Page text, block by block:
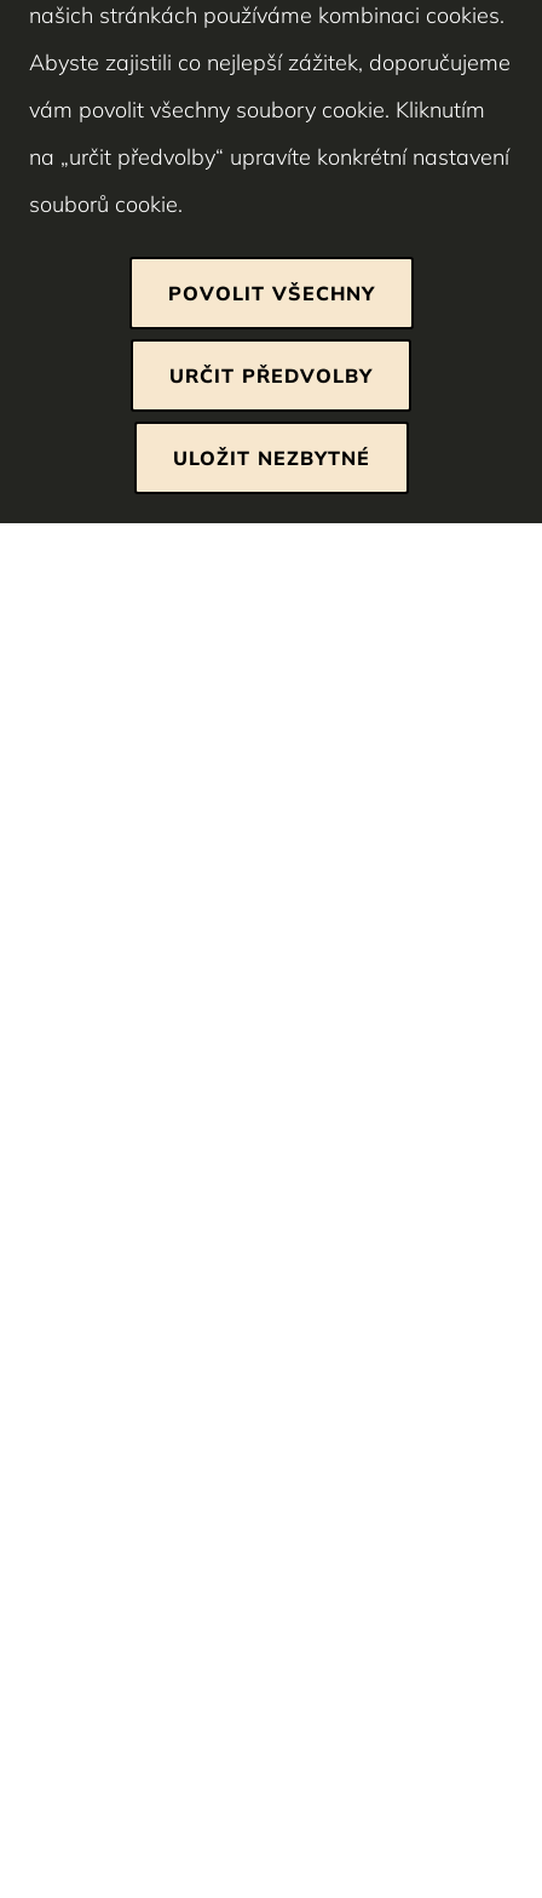
našich stránkách používáme kombinaci cookies.
Abyste zajistili co nejlepší zážitek, doporučujeme
vám povolit všechny soubory cookie. Kliknutím
na „určit předvolby“ upravíte konkrétní nastavení
souborů cookie.
Nezbytně nutné cookies
mohli pohybovat po webových stránkách a
využívat jejich funkce. Bez těchto cookies nelze
POVOLIT VŠECHNY
URČIT PŘEDVOLBY
ULOŽIT NEZBYTNÉ